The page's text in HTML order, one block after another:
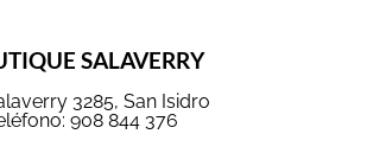
SALAVERRY
3285, San Isidro
908 844 376